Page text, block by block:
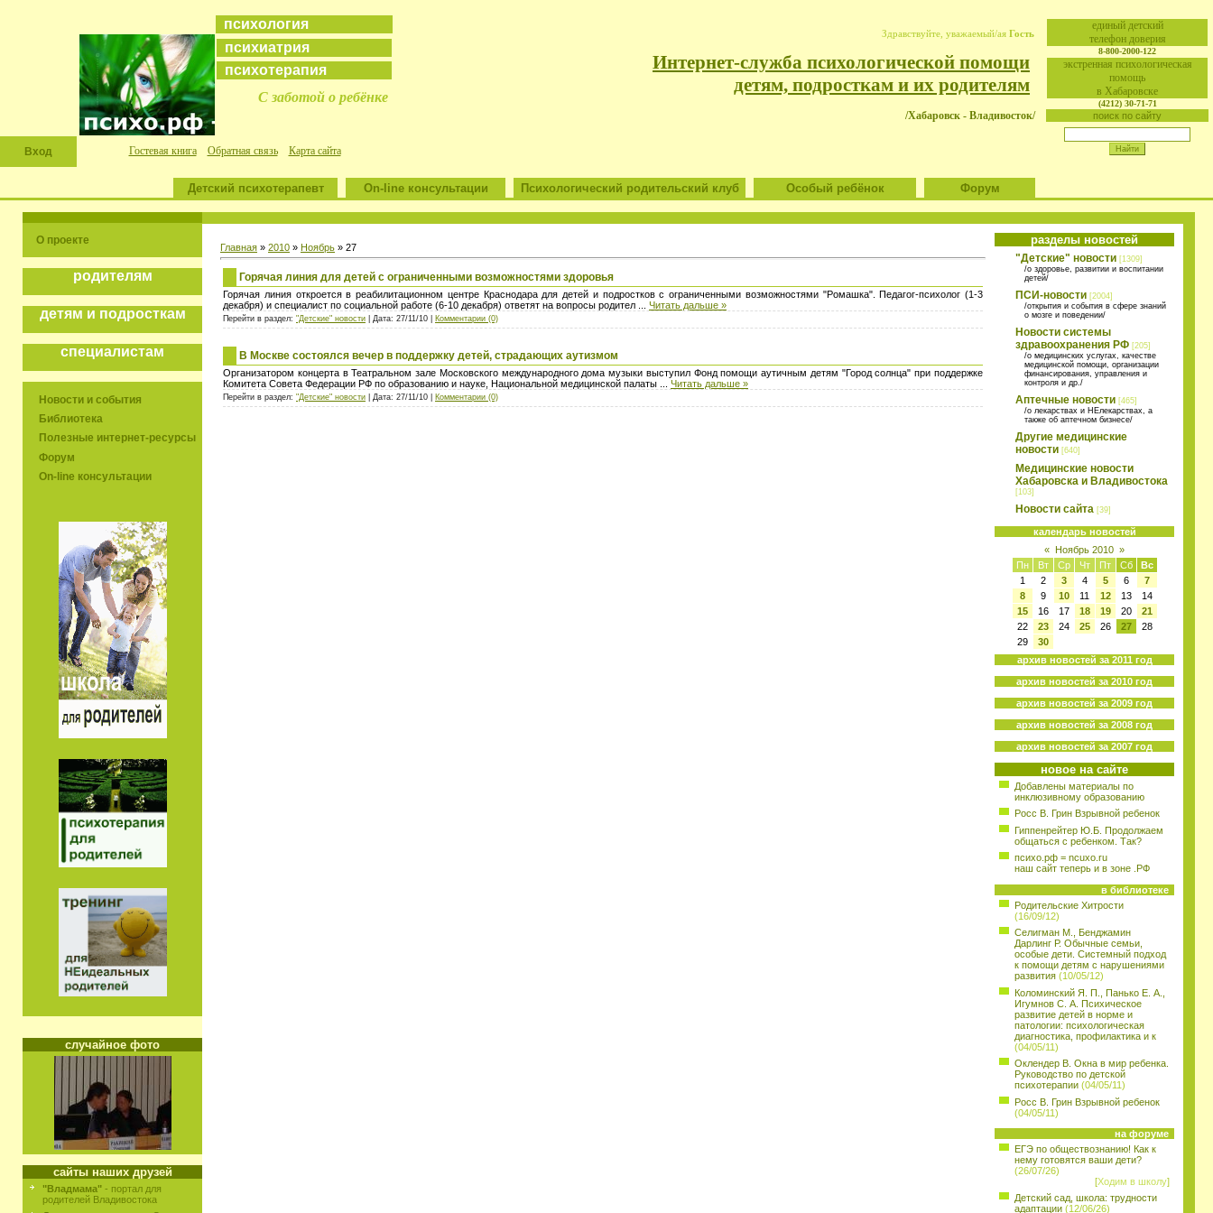
eдиный детский
телефон доверия
8-800-2000-122
экстренная психологическая
помощь
в Хабаровске
(4212) 30-71-71
поиск по сайту
психология
психиатрия
психотерапия
С заботой о ребёнке
Здравствуйте, уважаемый/ая Гость
Интернет-служба психологической помощи
детям, подросткам и их родителям
/Хабаровск - Владивосток/
Вход Гостевая книга Обратная связь Карта сайта
Детский психотерапевт On-line консультации Психологический родительский клуб Особый ребёнок Форум
О проекте
родителям
детям и подросткам
специалистам
Новости и события
Библиотека
Полезные интернет-ресурсы
Форум
On-line консультации
случайное фото
сайты наших друзей
"Владмама" - портал для
родителей Владивостока
Главная » 2010 » Ноябрь » 27
Горячая линия для детей с ограниченными возможностями здоровья
Горячая линия откроется в реабилитационном центре Краснодара для детей и подростков с ограниченными возможностями "Ромашка". Педагог-психолог (1-3
декабря) и специалист по социальной работе (6-10 декабря) ответят на вопросы родител
Читать дальше »
Перейти в раздел: "Детские" новости | Дата: 27/11/10 | Комментарии (0)
В Москве состоялся вечер в поддержку детей, страдающих аутизмом
Организатором концерта в Театральном зале Московского международного дома музыки выступил Фонд помощи аутичным детям "Город солнца" при поддержке
Комитета Совета Федерации РФ по образованию и науке, Национальной медицинской палаты
Читать дальше »
Перейти в раздел: "Детские" новости | Дата: 27/11/10 | Комментарии (0)
разделы новостей
"Детские" новости [1309]
/о здоровье, развитии и воспитании
детей/
ПСИ-новости [2004]
/открытия и события в сфере знаний
о мозге и поведении/
Новости системы
здравоохранения РФ [205]
/о медицинских услугах, качестве
медицинской помощи, организации
финансирования, управления и
контроля и др./
Аптечные новости [465]
/о лекарствах и НЕлекарствах, а
также об аптечном бизнесе/
Другие медицинские
новости [640]
Медицинские новости
Хабаровска и Владивостока
[103]
Новости сайта [39]
календарь новостей
« Ноябрь 2010 »
Пн
Вт Ср Чт Пт Сб
Вс
1
2 3 4 5 6
7
8
9 10 11 12 13
14
15
16 17 18 19 20
21
22
23 24 25 26 27
28
29
30
архив новостей за 2011 год
архив новостей за 2010 год
архив новостей за 2009 год
архив новостей за 2008 год
архив новостей за 2007 год
новое на сайте
Добавлены материалы по
инклюзивному образованию
Росс В. Грин Взрывной ребенок
Гиппенрейтер Ю.Б. Продолжаем
общаться с ребенком. Так?
психо.рф = ncuxo.ru
наш сайт теперь и в зоне .РФ
в библиотеке
Родительские Хитрости
(16/09/12)
Селигман М., Бенджамин
Дарлинг Р. Обычные семьи,
особые дети. Системный подход
к помощи детям с нарушениями
развития (10/05/12)
Коломинский Я. П., Панько Е. А.,
Игумнов С. А. Психическое
развитие детей в норме и
патологии: психологическая
диагностика, профилактика и к
(04/05/11)
Оклендер В. Окна в мир ребенка.
Руководство по детской
психотерапии (04/05/11)
Росс В. Грин Взрывной ребенок
(04/05/11)
на форуме
ЕГЭ по обществознанию! Как к
нему готовятся ваши дети?
(26/07/26)
[Ходим в школу]
Детский сад, школа: трудности
адаптации (12/06/26)